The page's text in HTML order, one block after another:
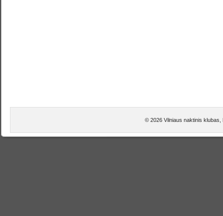
© 2026 Vilniaus naktinis klubas,